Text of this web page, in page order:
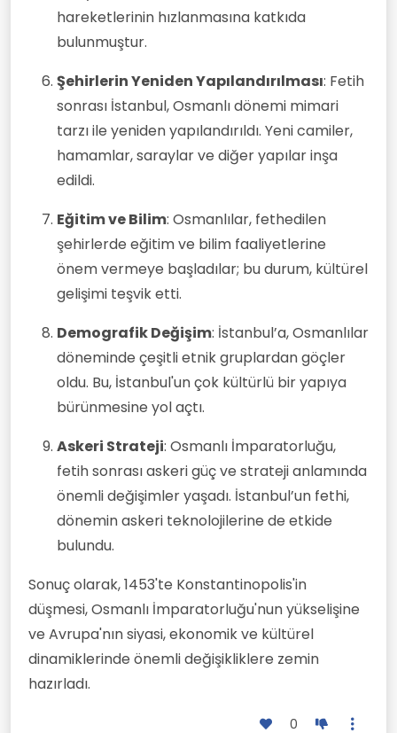
hareketlerinin hızlanmasına katkıda
bulunmuştur.
Şehirlerin Yeniden Yapılandırılması: Fetih
sonrası İstanbul, Osmanlı dönemi mimari
tarzı ile yeniden yapılandırıldı. Yeni camiler,
hamamlar, saraylar ve diğer yapılar inşa
edildi.
Eğitim ve Bilim: Osmanlılar, fethedilen
şehirlerde eğitim ve bilim faaliyetlerine
önem vermeye başladılar; bu durum, kültürel
gelişimi teşvik etti.
Demografik Değişim: İstanbul’a, Osmanlılar
döneminde çeşitli etnik gruplardan göçler
oldu. Bu, İstanbul'un çok kültürlü bir yapıya
bürünmesine yol açtı.
Askeri Strateji: Osmanlı İmparatorluğu,
fetih sonrası askeri güç ve strateji anlamında
önemli değişimler yaşadı. İstanbul’un fethi,
dönemin askeri teknolojilerine de etkide
bulundu.
Sonuç olarak, 1453'te Konstantinopolis'in
düşmesi, Osmanlı İmparatorluğu'nun yükselişine
ve Avrupa'nın siyasi, ekonomik ve kültürel
dinamiklerinde önemli değişikliklere zemin
hazırladı.
0